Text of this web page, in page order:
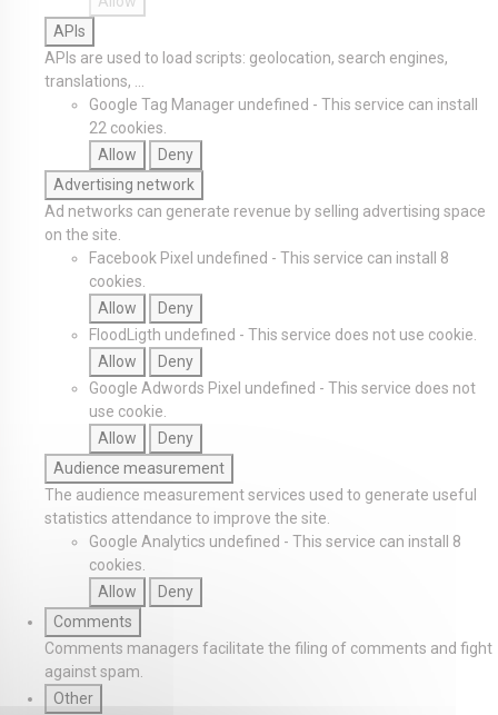
APIs
APIs are used to load scripts: geolocation, search engines,
translations, ...
Google Tag Manager undefined - This service can install
22 cookies.
Allow
Deny
Advertising network
Ad networks can generate revenue by selling advertising space
on the site.
Facebook Pixel undefined - This service can install 8
cookies.
Allow
Deny
FloodLigth undefined - This service does not use cookie.
Allow
Deny
Google Adwords Pixel undefined - This service does not
use cookie.
Allow
Deny
Audience measurement
The audience measurement services used to generate useful
statistics attendance to improve the site.
Google Analytics undefined - This service can install 8
cookies.
Allow
Deny
Comments
Comments managers facilitate the filing of comments and fight
against spam.
Other